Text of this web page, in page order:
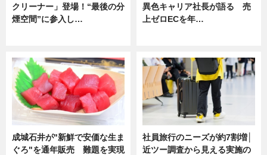
クリーナー」登場！“最後の分
煙空間”に参入し…
異色キャリア社長が語る 売
上ゼロECを年…
成城石井が"新鮮で安価な生ま
ぐろ"を通年販売 難題を実現
社員旅行のニーズが約7割増│
近ツー調査から見える実施の